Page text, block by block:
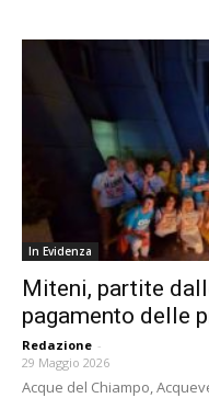
In Evidenza
Miteni, partite
pagamento delle
Redazione -
29 Maggio 2026
Acque del Chiampo,